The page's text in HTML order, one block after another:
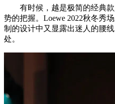
有时候，越是极简的经典款
势的把握。Loewe 2022秋冬秀
制的设计中又显露出迷人的腰
处。